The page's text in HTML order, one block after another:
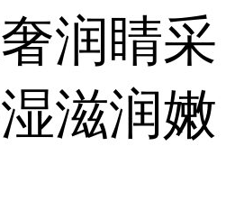
润睛采
滋润嫩